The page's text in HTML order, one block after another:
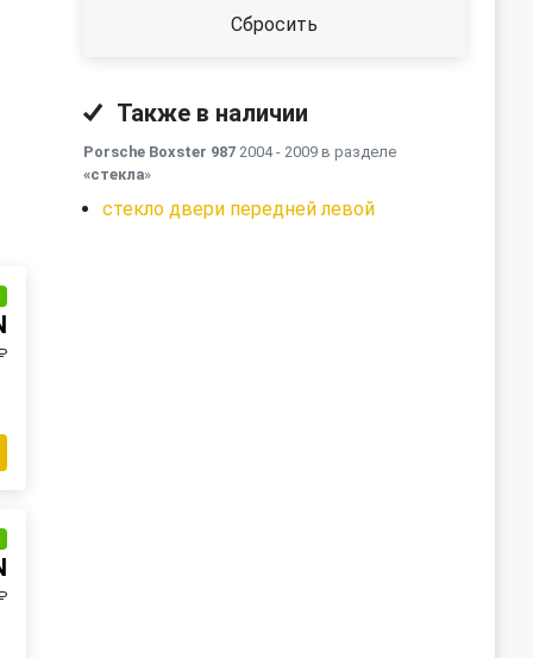
Сбросить
Также в наличии
Porsche Boxster 987 2004 - 2009 в разделе
«стекла»
стекло двери передней левой